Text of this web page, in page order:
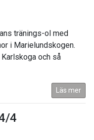
tränings-ol med
i Marielundskogen.
och så
Läs mer
4